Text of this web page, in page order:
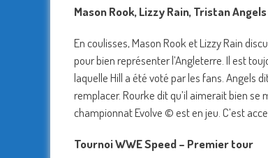
Mason Rook, Lizzy Rain, Tristan
En coulisses, Mason Rook et Lizzy Rain
pour bien représenter l’Angleterre. Il est
laquelle Hill a été voté par les fans. Angels
remplacer. Rourke dit qu’il aimerait bien se
championnat Evolve © est en jeu. C’est
Tournoi WWE Speed – Premier tour